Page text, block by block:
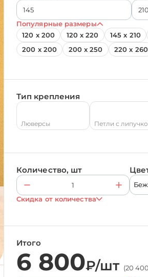
Популярные размеры
120 х 200
120 х 220 145 х 210
200 х 200
200 х 250 220 х 260
Тип крепления
Люверсы Петли с
Количество, шт
Скидка от количества
Итого
6 800₽/шт (20